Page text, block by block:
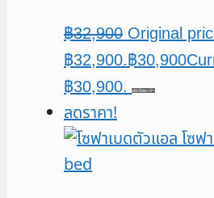
฿32,900 Original
฿32,900.฿30,900
฿30,900.
หยิบใส่ตะกร้า
ลดราคา!